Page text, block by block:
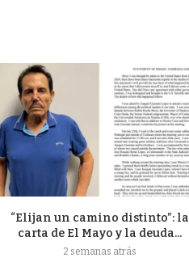
“Elijan un camino distinto”: la
carta de El Mayo y la deuda...
2 semanas atrás